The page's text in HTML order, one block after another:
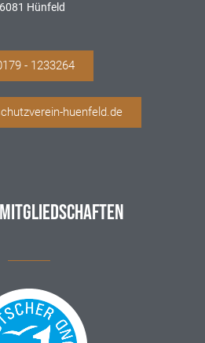
Hünfeld
- 1233264
huenfeld.de
MITGLIEDSCHAFTEN